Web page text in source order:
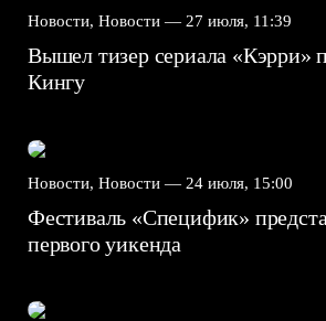
Новости, Новости — 27 июля, 11:39
Вышел тизер сериала «Кэрри»
Кингу
Новости, Новости — 24 июля, 15:00
Фестиваль «Специфик»
первого уикенда